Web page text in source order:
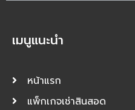
เมนูแนะนำ
หน้าแรก
แพ็กเกจเช่าสินสอด